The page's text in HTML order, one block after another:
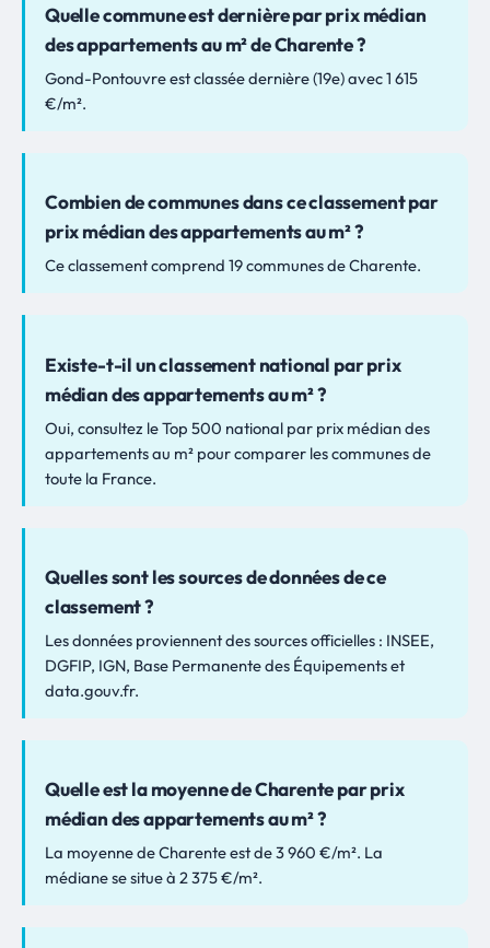
Quelle commune est dernière par prix médian
des appartements au m² de Charente ?
Gond-Pontouvre est classée dernière (19e) avec 1 615
€/m².
Combien de communes dans ce classement par
prix médian des appartements au m² ?
Ce classement comprend 19 communes de Charente.
Existe-t-il un classement national par prix
médian des appartements au m² ?
Oui, consultez le Top 500 national par prix médian des
appartements au m² pour comparer les communes de
toute la France.
Quelles sont les sources de données de ce
classement ?
Les données proviennent des sources officielles : INSEE,
DGFIP, IGN, Base Permanente des Équipements et
data.gouv.fr.
Quelle est la moyenne de Charente par prix
médian des appartements au m² ?
La moyenne de Charente est de 3 960 €/m². La
médiane se situe à 2 375 €/m².